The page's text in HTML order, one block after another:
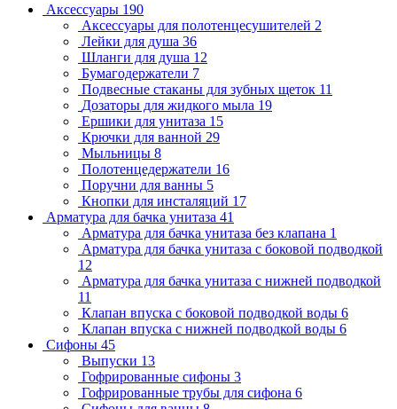
Аксессуары 190
Аксессуары для полотенцесушителей 2
Лейки для душа 36
Шланги для душа 12
Бумагодержатели 7
Подвесные стаканы для зубных щеток 11
Дозаторы для жидкого мыла 19
Ершики для унитаза 15
Крючки для ванной 29
Мыльницы 8
Полотенцедержатели 16
Поручни для ванны 5
Кнопки для инсталяций 17
Арматура для бачка унитаза 41
Арматура для бачка унитаза без клапана 1
Арматура для бачка унитаза с боковой подводкой
12
Арматура для бачка унитаза с нижней подводкой
11
Клапан впуска с боковой подводкой воды 6
Клапан впуска с нижней подводкой воды 6
Сифоны 45
Выпуски 13
Гофрированные сифоны 3
Гофрированные трубы для сифона 6